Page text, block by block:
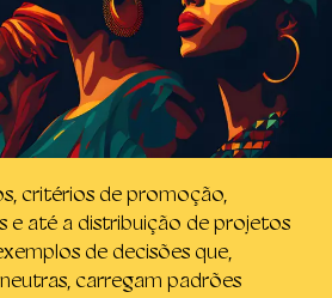
critérios de promoção,
e até a distribuição de projetos
de decisões que,
carregam padrões